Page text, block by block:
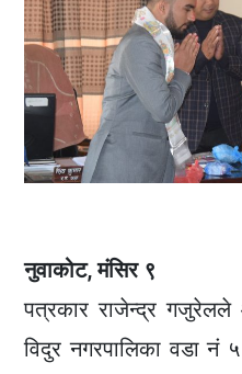
नुवाकोट, मंसिर ९
पत्रकार राजेन्द्र
विदुर नगरपालिका वडा नं